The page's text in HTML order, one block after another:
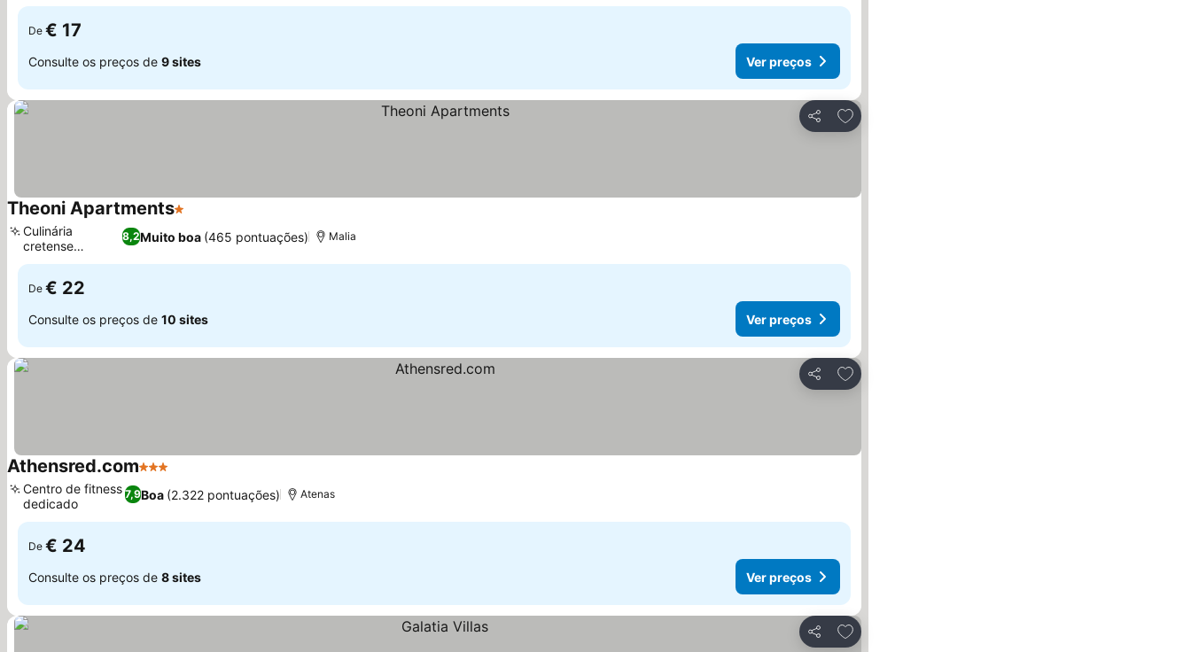
De € 17
Consulte os preços de 9 sites Ver preços
Partilhar
Adicionar aos favoritos
Theoni Apartments1 Estrelas
8,2Muito boa (465 pontuações)
Culinária
cretense
autêntica
Malia
De € 22
Consulte os preços de 10 sites Ver preços
Partilhar
Adicionar aos favoritos
Athensred.com3 Estrelas
7,9Boa (2.322 pontuações)
Centro de fitness
dedicado
Atenas
De € 24
Consulte os preços de 8 sites Ver preços
Partilhar
Adicionar aos favoritos